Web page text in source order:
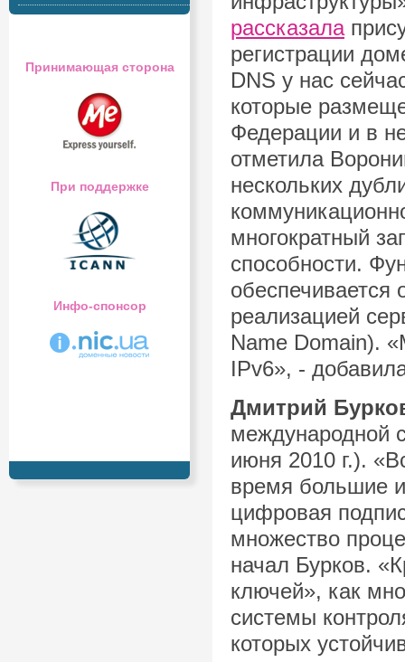
Принимающая сторона
При поддержке
Инфо-спонсор
рассказала
регистрации
DNS у нас
которые
Федерации и в
отметила
нескольких
многократный
способности.
обеспечивается
реализацией
Name Domain).
IPv6», -
Дмитрий
международной
июня 2010 г.).
время большие
цифровая
множество
начал Бурков.
ключей», как
системы
которых